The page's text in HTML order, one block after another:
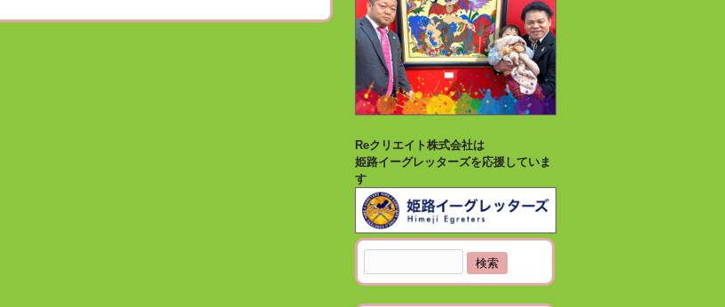
Reクリエイト株式会社は
姫路イーグレッターズを応援していま
す
索: